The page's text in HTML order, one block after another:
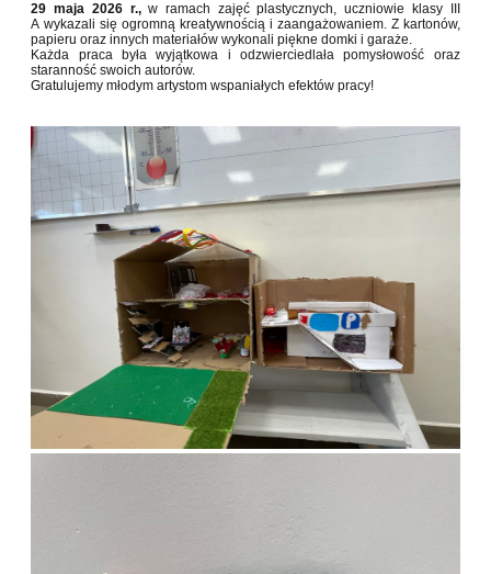
29 maja 2026 r.,w ramach zajęć plastycznych, uczniowie klasy III
A wykazali się ogromną kreatywnością i zaangażowaniem. Z kartonów,
papieru oraz innych materiałów wykonali piękne domki i garaże.
Każda praca była wyjątkowa i odzwierciedlała pomysłowość oraz
staranność swoich autorów.
Gratulujemy młodym artystom wspaniałych efektów pracy!